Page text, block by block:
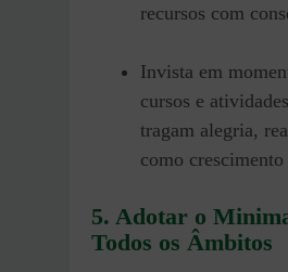
recursos com
Invista em
cursos e
tragam alegria,
como crescimento
5. Adotar o
Todos os Âmbitos